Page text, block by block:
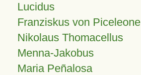
Lucidus
Franziskus von Piceleone
Nikolaus Thomacellus
Menna-Jakobus
Maria Peñalosa